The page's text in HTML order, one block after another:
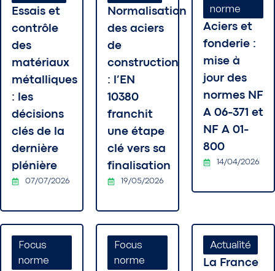
Essais et
contrôle
des
matériaux
métalliques
: les
décisions
clés de la
dernière
plénière
07/07/2026
Normalisation
des aciers
de
construction
: l’EN
10380
franchit
une étape
clé vers sa
finalisation
19/05/2026
norme
Aciers et
fonderie :
mise à
jour des
normes NF
A 06-371 et
NF A 01-
800
14/04/2026
Focus
norme
Focus
norme
Actualité
La France